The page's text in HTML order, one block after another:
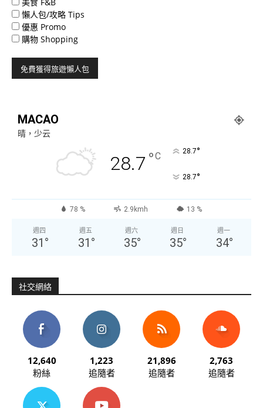
懶人包/攻略 Tips
優惠 Promo
購物 Shopping
MACAO
晴，少云
28.7 °C 28.7°
28.7°
78 % 2.9kmh 13 %
週四
31 °
週五
31 °
週六
35°
週日
35°
週一
34°
社交網絡
12,640
粉絲
1,223
追隨者
21,896
追隨者
2,763
追隨者